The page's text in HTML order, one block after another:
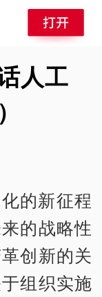
人工
的新征程
的战略性
创新的关
组织实施